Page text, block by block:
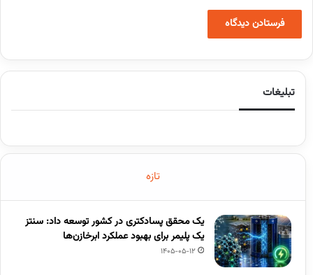
تبلیغات
تازه
یک محقق پسادکتری در کشور توسعه داد: سنتز
یک پلیمر برای بهبود عملکرد ابرخازن‌ها
1405-05-12